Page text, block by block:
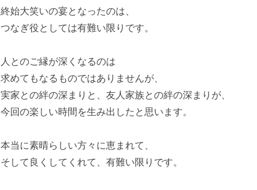
終始大笑いの宴となったのは、
つなぎ役としては有難い限りです。
人とのご縁が深くなるのは
求めてもなるものではありませんが、
実家との絆の深まりと、友人家族との絆の深まりが、
今回の楽しい時間を生み出したと思います。
本当に素晴らしい方々に恵まれて、
そして良くしてくれて、有難い限りです。